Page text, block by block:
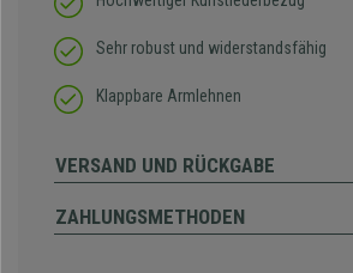
Sehr robust und widerstandsfähig
Klappbare Armlehnen
VERSAND UND RÜCKGABE
ZAHLUNGSMETHODEN